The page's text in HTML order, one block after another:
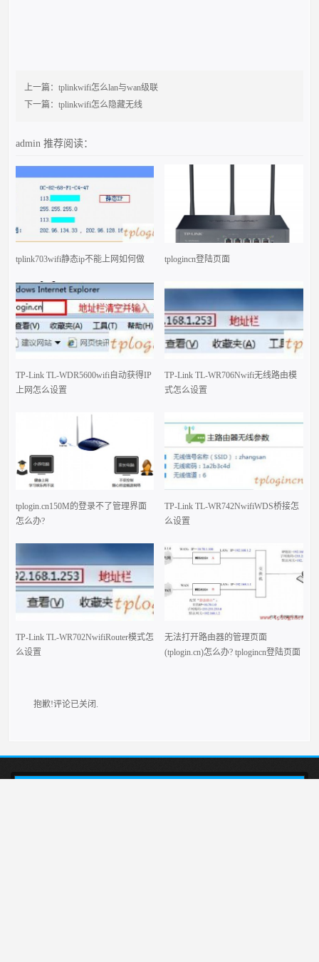
上一篇：tplinkwifi怎么lan与wan级联
下一篇：tplinkwifi怎么隐藏无线
admin推荐阅读：
tplink703wifi静态ip不能上网如何做 tplogincn登陆页面
TP-Link TL-WDR5600wifi自动获得IP
上网怎么设置
TP-Link TL-WR706Nwifi无线路由模
式怎么设置
tplogin.cn150M的登录不了管理界面
怎么办?
TP-Link TL-WR742NwifiWDS桥接怎
么设置
TP-Link TL-WR702NwifiRouter模式怎
么设置
无法打开路由器的管理页面
(tplogin.cn)怎么办? tplogincn登陆页面
抱歉!评论已关闭.